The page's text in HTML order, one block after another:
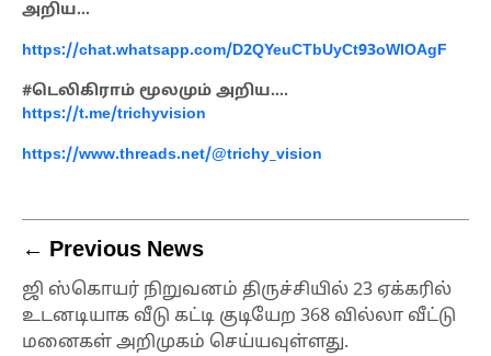
அறிய…
https://chat.whatsapp.com/D2QYeuCTbUyCt93oWlOAgF
#டெலிகிராம் மூலமும் அறிய….
https://t.me/trichyvision
https://www.threads.net/@trichy_vision
← Previous News
ஜி ஸ்கொயர் நிறுவனம் திருச்சியில் 23 ஏக்கரில்
உடனடியாக வீடு கட்டி குடியேற 368 வில்லா வீட்டு
மனைகள் அறிமுகம் செய்யவுள்ளது.